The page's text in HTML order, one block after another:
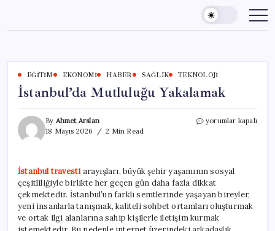
content
EĞITIM EKONOMI HABER SAĞLIK TEKNOLOJI
İstanbul’da Mutluluğu Yakalamak
By Ahmet Arslan
18 Mayıs 2026
2 Min Read
İstanbul’da
yorumlar kapalı
İstanbul travestiarayışları, büyük şehir yaşamının sosyal
çeşitliliğiyle birlikte her geçen gün daha fazla dikkat
çekmektedir. İstanbul’un farklı semtlerinde yaşayan bireyler,
yeni insanlarla tanışmak, kaliteli sohbet ortamları oluşturmak
ve ortak ilgi alanlarına sahip kişilerle iletişim kurmak